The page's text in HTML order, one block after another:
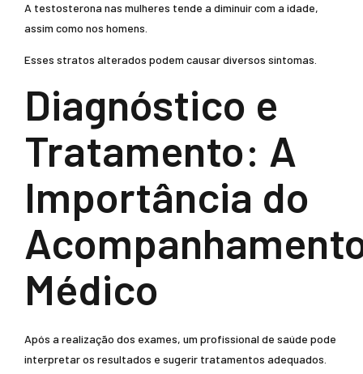
A testosterona nas mulheres tende a diminuir com a idade,
assim como nos homens.
Esses stratos alterados podem causar diversos sintomas.
Diagnóstico e
Tratamento: A
Importância do
Médico
Após a realização dos exames, um profissional de saúde pode
interpretar os resultados e sugerir tratamentos adequados.